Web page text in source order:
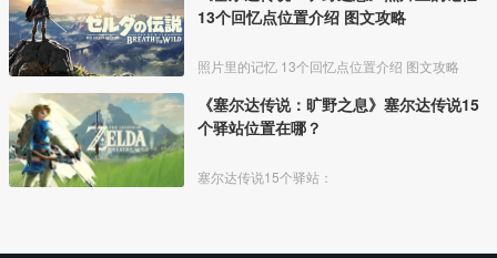
13个回忆点位置介绍 图文攻略
照片里的记忆 13个回忆点位置介绍 图文攻略
《塞尔达传说：旷野之息》塞尔达传说15
个驿站位置在哪？
塞尔达传说15个驿站：